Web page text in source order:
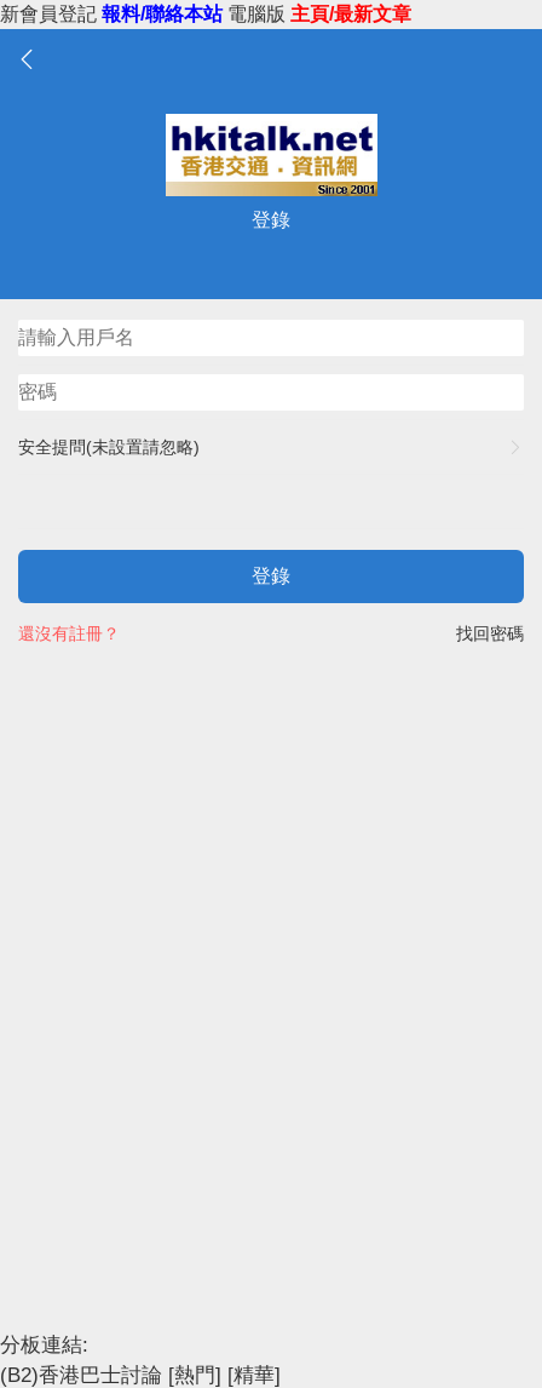
新會員登記 報料/聯絡本站 電腦版 主頁/最新文章
登錄
安全提問(未設置請忽略)
登錄
找回密碼
還沒有註冊？
分板連結:
(B2)香港巴士討論 [熱門] [精華]